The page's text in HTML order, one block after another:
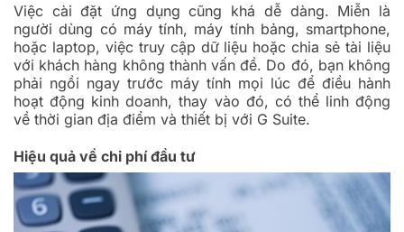
Việc cài đặt ứng dụng cũng khá dễ dàng. Miễn là
người dùng có máy tính, máy tính bảng, smartphone,
hoặc laptop, việc truy cập dữ liệu hoặc chia sẻ tài liệu
với khách hàng không thành vấn đề. Do đó, bạn không
phải ngồi ngay trước máy tính mọi lúc để điều hành
hoạt động kinh doanh, thay vào đó, có thể linh động
về thời gian địa điểm và thiết bị với G Suite.
Hiệu quả về chi phí đầu tư